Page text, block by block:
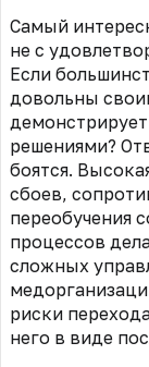
Самый
не с
Если
довольны
решениями?
боятся.
сбоев,
переобучения
процессов
сложных
риски
него в виде